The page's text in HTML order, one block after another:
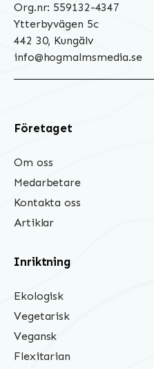
Org.nr: 559132-4347
Ytterbyvägen 5c
442 30, Kungälv
info@hogmalmsmedia.se
Företaget
Om oss
Medarbetare
Kontakta oss
Artiklar
Inriktning
Ekologisk
Vegetarisk
Vegansk
Flexitarian